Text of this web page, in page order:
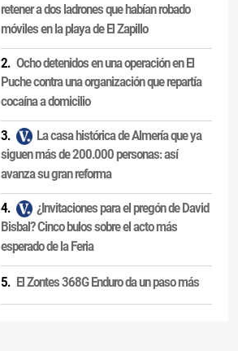
retener a dos ladrones que habían robado
móviles en la playa de El Zapillo
Ocho detenidos en una operación en El
Puche contra una organización que repartía
cocaína a domicilio
La casa histórica de Almería que ya
siguen más de 200.000 personas: así
avanza su gran reforma
¿Invitaciones para el pregón de David
Bisbal? Cinco bulos sobre el acto más
esperado de la Feria
El Zontes 368G Enduro da un paso más